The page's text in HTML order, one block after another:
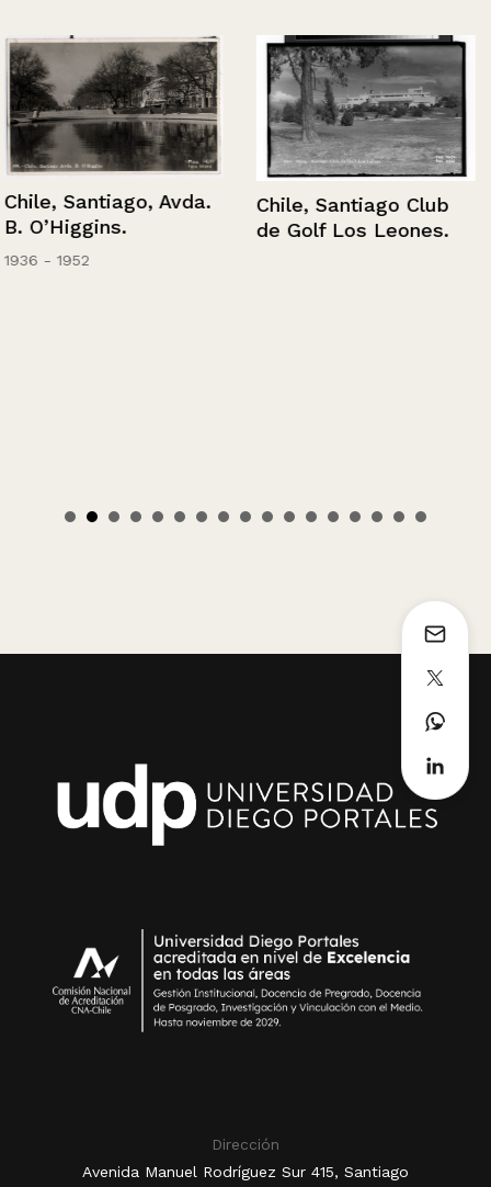
Chile, Santiago, Avda.
B. O’Higgins.
1936 - 1952
Chile, Santiago Club
de Golf Los Leones.
Dirección
Avenida Manuel Rodríguez Sur 415, Santiago